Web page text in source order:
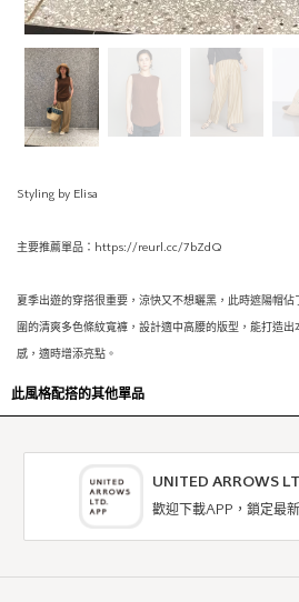
Styling by Elisa
主要推薦單品：https://reurl.cc/7bZdQ
夏季出遊的穿搭很重要，涼快又不想曬黑，此時遮陽帽
圍的清爽多色條紋寬褲，設計適中高腰的版型，能打造
感，適時增添亮點。
此風格配搭的其他單品
UNITED ARROWS
歡迎下載APP，鎖定最